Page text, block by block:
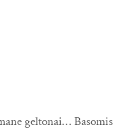
geltonai… Basomis